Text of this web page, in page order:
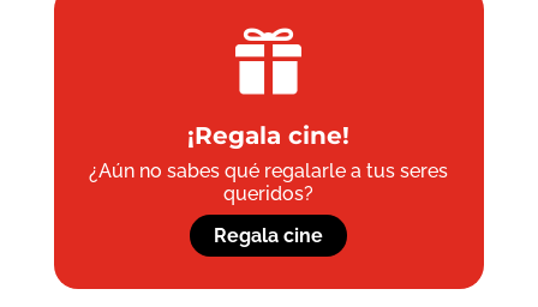

¡Regala cine!
¿Aún no sabes qué regalarle a tus seres
queridos?
Regala cine